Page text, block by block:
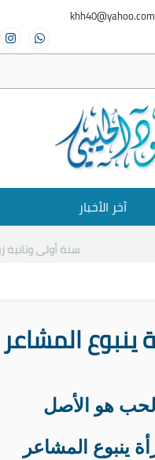
آخر الأخبار
سنة أولى وثانية
ينبوع المشاعر
هو الأصل
ينبوع المشاعر